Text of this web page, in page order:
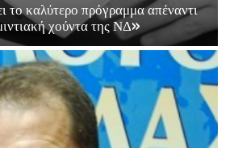
καλύτερο πρόγραμμα απέναντι
χούντα της ΝΔ»